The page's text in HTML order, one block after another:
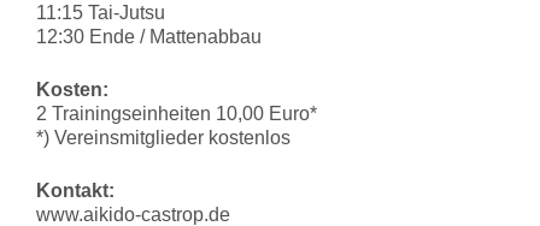
11:15 Tai-Jutsu
12:30 Ende / Mattenabbau
Kosten:
2 Trainingseinheiten 10,00 Euro*
*) Vereinsmitglieder kostenlos
Kontakt:
www.aikido-castrop.de